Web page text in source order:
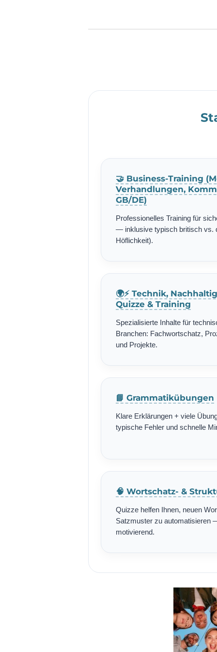
🤝 Business-Training
Verhandlungen,
GB/DE)
Professionelles Training für
— inklusive typisch britisch vs.
Höflichkeit).
🌍⚡ Technik,
Quizze & Training
Spezialisierte Inhalte für
Branchen: Fachwortschatz,
und Projekte.
📘 Grammatikübungen
Klare Erklärungen + viele
typische Fehler und schnelle
🧠 Wortschatz- &
Quizze helfen Ihnen, neuen
Satzmuster zu automatisieren
motivierend.